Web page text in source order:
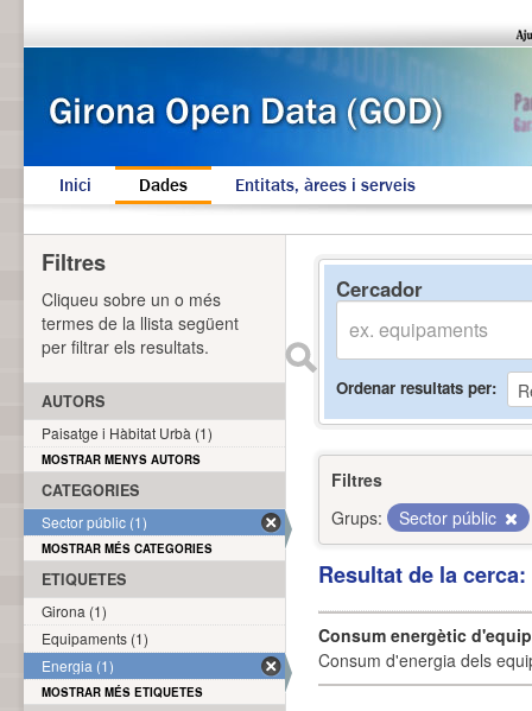
Inici Dades Entitats, àrees i serveis
Cercador
Ordenar resultats per
Filtres
Grups:
Sector públic
Resultat de la
Consum energètic
Consum d'energia dels
Filtres
Cliqueu sobre un o més
termes de la llista següent
per filtrar els resultats.
AUTORS
Paisatge i Hàbitat Urbà (1)
MOSTRAR MENYS AUTORS
CATEGORIES
Sector públic (1)
MOSTRAR MÉS CATEGORIES
ETIQUETES
Girona (1)
Equipaments (1)
Energia (1)
MOSTRAR MÉS ETIQUETES